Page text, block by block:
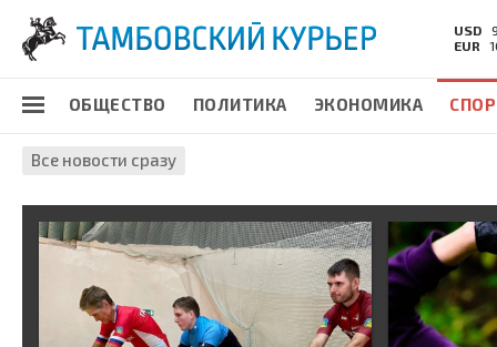
USD
EUR
ОБЩЕСТВО ПОЛИТИКА ЭКОНОМИКА
Все новости сразу